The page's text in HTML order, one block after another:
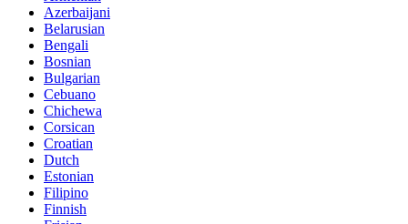
Azerbaijani
Belarusian
Bengali
Bosnian
Bulgarian
Cebuano
Chichewa
Corsican
Croatian
Dutch
Estonian
Filipino
Finnish